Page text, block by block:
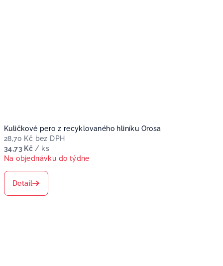
Kuličkové pero z recyklovaného hliníku Orosa
28,70 Kč bez DPH
34,73 Kč / ks
Na objednávku do týdne
Detail